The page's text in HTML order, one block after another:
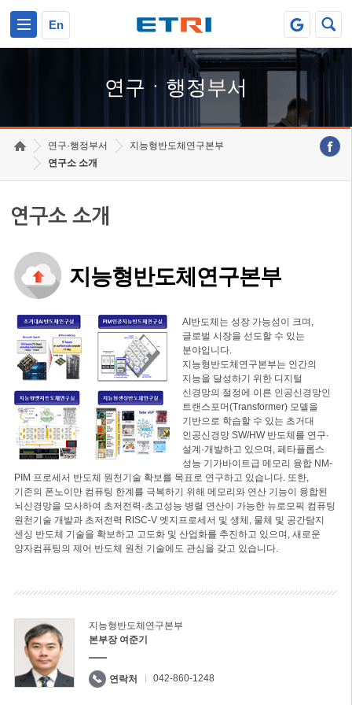
En
연구ㆍ행정부서
연구·행정부서
지능형반도체연구본부
연구소 소개
연구소 소개
지능형반도체연구본부
AI반도체는 성장 가능성이 크며,
글로벌 시장을 선도할 수 있는
분야입니다.
지능형반도체연구본부는 인간의
지능을 달성하기 위한 디지털
신경망의 절정에 이른 인공신경망인
트랜스포머(Transformer) 모델을
기반으로 학습할 수 있는 초거대
인공신경망 SW/HW 반도체를 연구·
설계·개발하고 있으며, 페타플롭스
성능 기가바이트급 메모리 융합 NM-
PIM 프로세서 반도체 원천기술 확보를 목표로 연구하고 있습니다. 또한,
기존의 폰노이만 컴퓨팅 한계를 극복하기 위해 메모리와 연산 기능이 융합된
뇌신경망을 모사하여 초저전력·초고성능 병렬 연산이 가능한 뉴로모픽 컴퓨팅
원천기술 개발과 초저전력 RISC-V 엣지프로세서 및 생체, 물체 및 공간탐지
센싱 반도체 기술을 확보하고 고도화 및 산업화를 추진하고 있으며, 새로운
양자컴퓨팅의 제어 반도체 원천 기술에도 관심을 갖고 있습니다.
지능형반도체연구본부
본부장 여준기
연락처 042-860-1248